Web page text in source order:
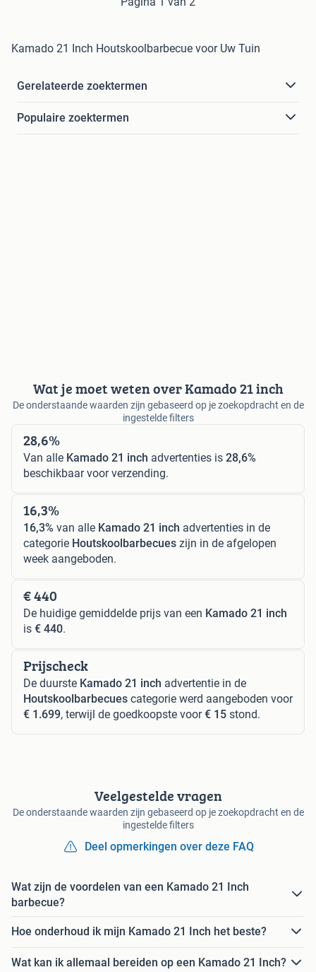
Kamado 21 Inch Houtskoolbarbecue voor Uw Tuin
Gerelateerde zoektermen
Populaire zoektermen
Wat je moet weten over Kamado 21 inch
De onderstaande waarden zijn gebaseerd op je zoekopdracht en de
ingestelde filters
28,6%
Van alle Kamado 21 inch advertenties is 28,6%
beschikbaar voor verzending.
16,3%
16,3% van alle Kamado 21 inch advertenties in de
categorie Houtskoolbarbecues zijn in de afgelopen
week aangeboden.
€ 440
De huidige gemiddelde prijs van een Kamado 21 inch
is € 440.
Prijscheck
De duurste Kamado 21 inch advertentie in de
Houtskoolbarbecues categorie werd aangeboden voor
€ 1.699, terwijl de goedkoopste voor€ 15 stond.
Veelgestelde vragen
De onderstaande waarden zijn gebaseerd op je zoekopdracht en de
ingestelde filters
Deel opmerkingen over deze FAQ
Wat zijn de voordelen van een Kamado 21 Inch
barbecue?
Hoe onderhoud ik mijn Kamado 21 Inch het beste?
Wat kan ik allemaal bereiden op een Kamado 21 Inch?